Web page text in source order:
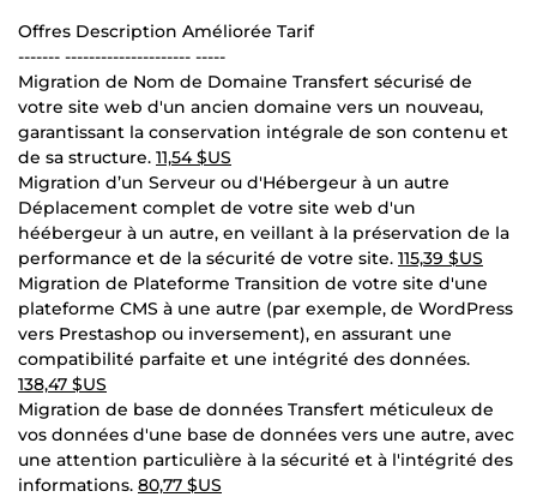
Offres Description Améliorée Tarif
------- --------------------- -----
Migration de Nom de Domaine Transfert sécurisé de
votre site web d'un ancien domaine vers un nouveau,
garantissant la conservation intégrale de son contenu et
de sa structure. 11,54 $US
Migration d’un Serveur ou d'Hébergeur à un autre
Déplacement complet de votre site web d'un
héébergeur à un autre, en veillant à la préservation de la
performance et de la sécurité de votre site. 115,39 $US
Migration de Plateforme Transition de votre site d'une
plateforme CMS à une autre (par exemple, de WordPress
vers Prestashop ou inversement), en assurant une
compatibilité parfaite et une intégrité des données.
138,47 $US
Migration de base de données Transfert méticuleux de
vos données d'une base de données vers une autre, avec
une attention particulière à la sécurité et à l'intégrité des
informations. 80,77 $US